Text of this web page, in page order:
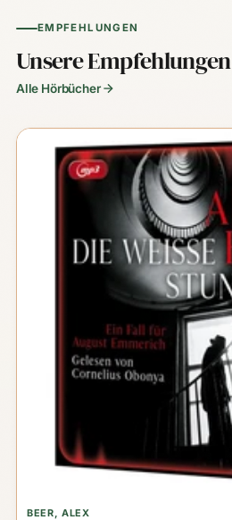
EMPFEHLUNGEN
Unsere Empfehlungen
Alle Hörbücher
BEER, ALEX